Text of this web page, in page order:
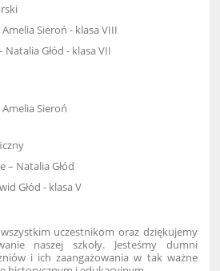
Sieroń - klasa VIII
Natalia Głód - klasa VII
Sieroń
– Natalia Głód
Głód - klasa V
uczestnikom oraz dziękujemy
naszej szkoły. Jesteśmy dumni
i ich zaangażowania w tak ważne